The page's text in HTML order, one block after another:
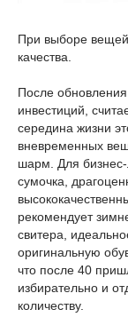
При выборе
качества.
После
инвестиций,
середина жизни
вневременных
шарм. Для бизнес-
сумочка,
рекомендует
свитера,
оригинальную
что после 40
избирательно и
количеству.